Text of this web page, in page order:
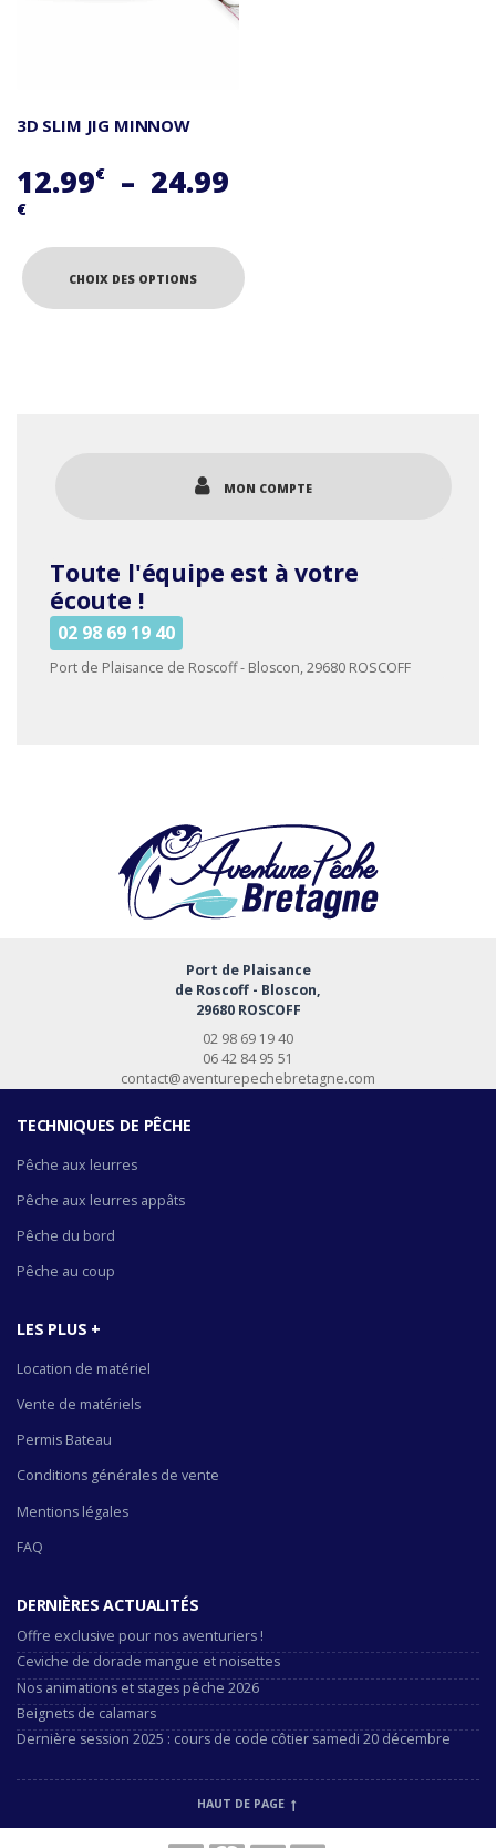
3D SLIM JIG MINNOW
12.99€ – 24.99
€Plage
de
prix :
12.99€
CHOIX DES OPTIONS
page
produit
MON COMPTE
Toute l'équipe est à votre
écoute !
02 98 69 19 40
Port de Plaisance de Roscoff - Bloscon, 29680 ROSCOFF
Port de Plaisance
de Roscoff - Bloscon,
29680 ROSCOFF
02 98 69 19 40
06 42 84 95 51
contact@aventurepechebretagne.com
TECHNIQUES DE PÊCHE
Pêche aux leurres
Pêche aux leurres appâts
Pêche du bord
Pêche au coup
LES PLUS +
Location de matériel
Vente de matériels
Permis Bateau
Conditions générales de vente
Mentions légales
FAQ
DERNIÈRES ACTUALITÉS
Offre exclusive pour nos aventuriers !
Ceviche de dorade mangue et noisettes
Nos animations et stages pêche 2026
Beignets de calamars
Dernière session 2025 : cours de code côtier samedi 20 décembre
HAUT DE PAGE